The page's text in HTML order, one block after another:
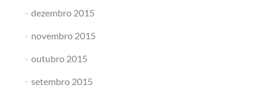
dezembro 2015
novembro 2015
outubro 2015
setembro 2015